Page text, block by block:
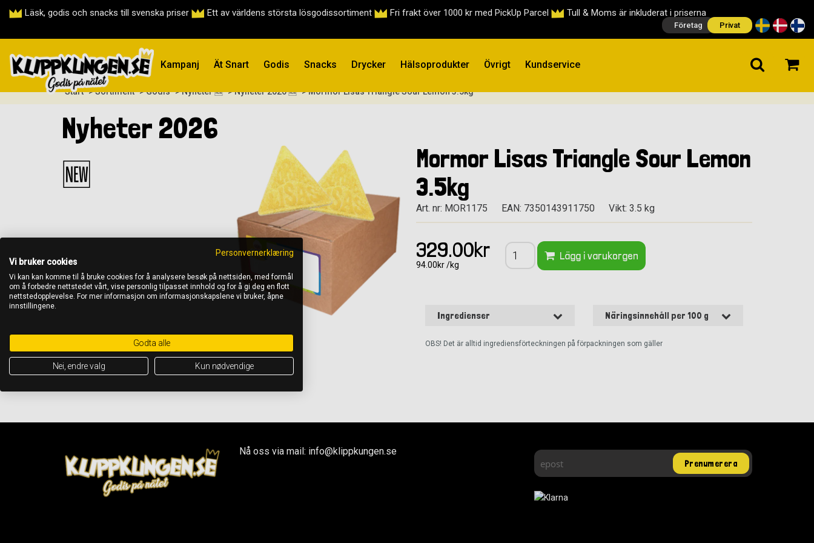
Läsk, godis och snacks till svenska priser Ett av världens största lösgodissortiment Fri frakt över 1000 kr med PickUp Parcel Tull & Moms är inkluderat i priserna
Företag Privat
Kampanj Ät Snart Godis Snacks Drycker Hälsoprodukter Övrigt Kundservice
Start > Sortiment > Godis > Nyheter 🆕 > Nyheter 2026 🆕 > Mormor Lisas Triangle Sour Lemon 3.5kg
Nyheter 2026
🆕
Mormor Lisas Triangle Sour Lemon
3.5kg
Art. nr: MOR1175 EAN: 7350143911750 Vikt: 3.5 kg
329.00kr
94.00kr /kg
Lägg i varukorgen
Ingredienser Näringsinnehåll per 100 g
OBS! Det är alltid ingrediensförteckningen på förpackningen som gäller
Nå oss via mail: info@klippkungen.se
Personvernerklæring
Vi bruker cookies
Vi kan kan komme til å bruke cookies for å analysere besøk på nettsiden, med formål
om å forbedre nettstedet vårt, vise personlig tilpasset innhold og for å gi deg en flott
nettstedopplevelse. For mer informasjon om informasjonskapslene vi bruker, åpne
innstillingene.
Godta alle
Nei, endre valg Kun nødvendige